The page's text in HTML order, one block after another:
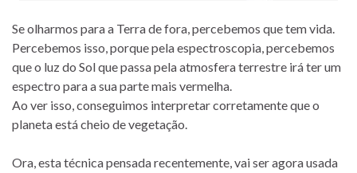
Se olharmos para a Terra de fora, percebemos que tem vida.
Percebemos isso, porque pela espectroscopia, percebemos
que o luz do Sol que passa pela atmosfera terrestre irá ter um
espectro para a sua parte mais vermelha.
Ao ver isso, conseguimos interpretar corretamente que o
planeta está cheio de vegetação.
Ora, esta técnica pensada recentemente, vai ser agora usada